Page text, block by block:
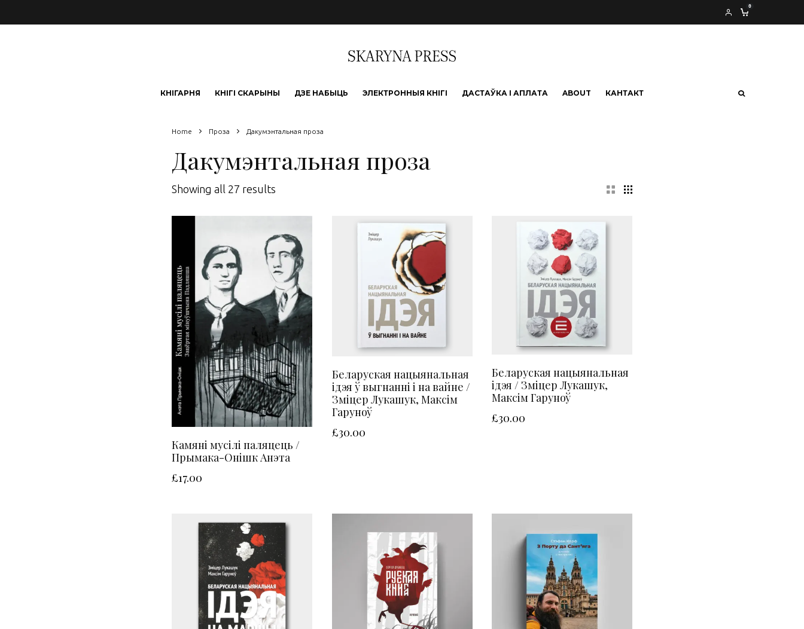
0
КНІГАРНЯ КНІГІ СКАРЫНЫ ДЗЕ НАБЫЦЬ ЭЛЕКТРОННЫЯ КНІГІ ДАСТАЎКА І АПЛАТА ABOUT КАНТАКТ
Home Проза Дакумэнтальная проза
Дакумэнтальная проза
Showing all 27 results
Камяні мусілі паляцець /
Прымака-Онішк Анэта
£17.00
Беларуская нацыянальная
ідэя ў выгнанні і на вайне /
Зміцер Лукашук, Максім
Гаруноў
£30.00
Беларуская нацыянальная
ідэя / Зміцер Лукашук,
Максім Гаруноў
£30.00